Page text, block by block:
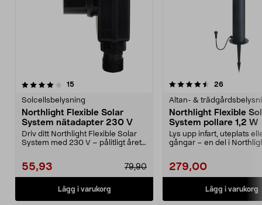
15recensioner
Solcellsbelysning
Northlight Flexible Solar
System nätadapter 230 V
Driv ditt Northlight Flexible Solar
System med 230 V – pålitligt året
79,90
55,93
Lägg i varukorg
4.5av 5 stjärnor 26recensioner
Altan- &
Northlight Flexible
System pollare 1,2 W
Lys upp infart, uteplats
gångar – en del i
279,00
Lägg i varukorg
5.0av 5 stjärnor